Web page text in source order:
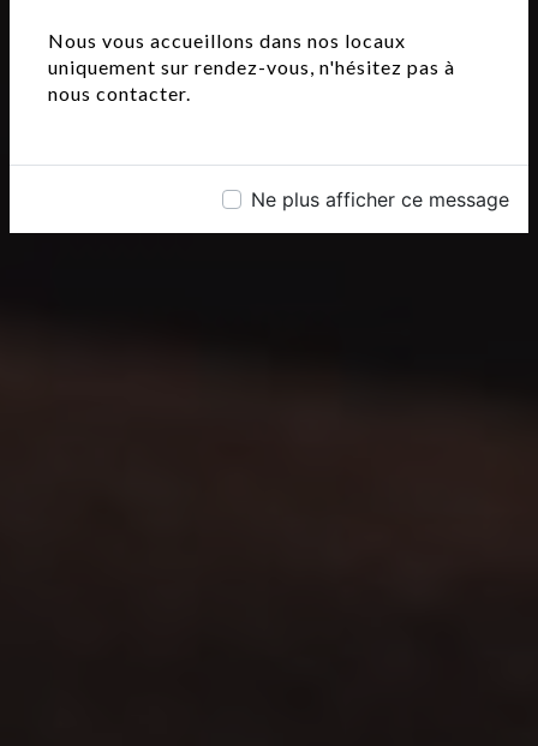
Nous vous accueillons dans nos locaux
uniquement sur rendez-vous, n'hésitez pas à
nous contacter.
Ne plus afficher ce message